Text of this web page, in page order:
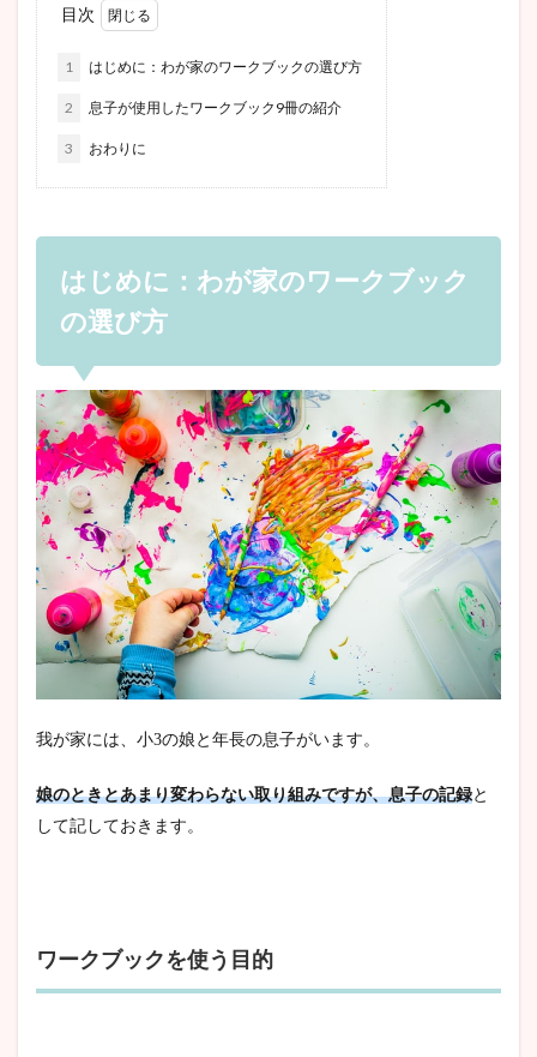
目次
1 はじめに：わが家のワークブックの選び方
2 息子が使用したワークブック9冊の紹介
3 おわりに
はじめに：わが家のワークブック
の選び方
我が家には、小3の娘と年長の息子がいます。
娘のときとあまり変わらない取り組みですが、息子の記録と
して記しておきます。
ワークブックを使う目的